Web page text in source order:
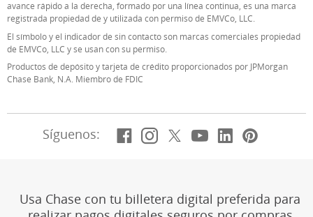
avance rápido a la derecha, formado por una línea continua, es una marca
registrada propiedad de y utilizada con permiso de EMVCo, LLC.
El símbolo y el indicador de sin contacto son marcas comerciales propiedad
de EMVCo, LLC y se usan con su permiso.
Productos de depósito y tarjeta de crédito proporcionados por JPMorgan
Chase Bank, N.A. Miembro de FDIC
Síguenos: Facebook
(Se abre en
Instagram
(Se abre en
X,
(Se abre en
YouTube
(Se abre en
LinkedIn
(Se abre
Usa Chase con tu billetera digital preferida para